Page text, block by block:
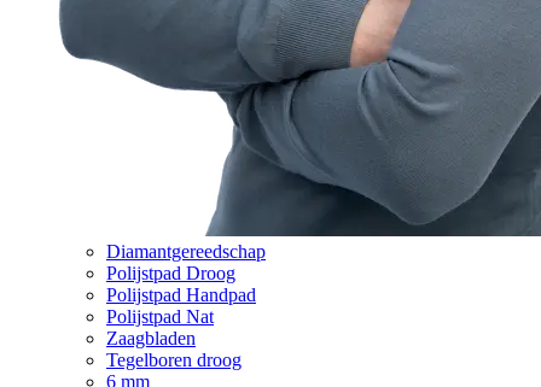
Diamantgereedschap
Polijstpad Droog
Polijstpad Handpad
Polijstpad Nat
Zaagbladen
Tegelboren droog
6 mm